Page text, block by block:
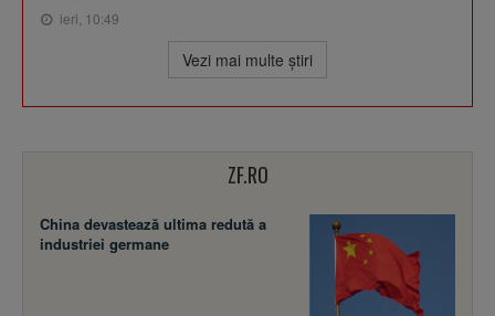
ieri, 10:49
Vezi mai multe ştiri
ZF.RO
China devastează ultima redută a
industriei germane